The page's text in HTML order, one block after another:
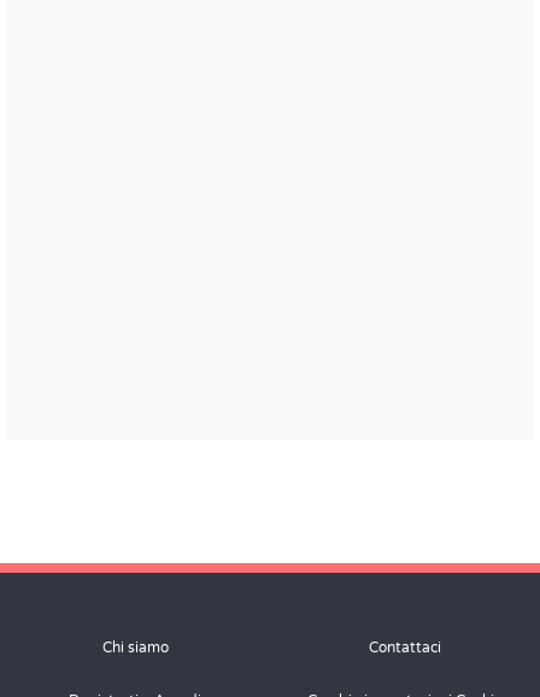
Chi siamo Contattaci